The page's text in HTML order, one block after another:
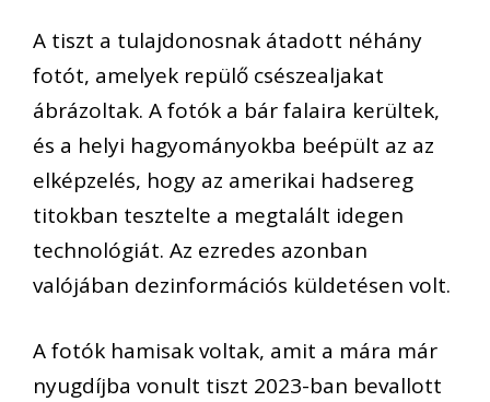
A tiszt a tulajdonosnak átadott néhány
fotót, amelyek repülő csészealjakat
ábrázoltak. A fotók a bár falaira kerültek,
és a helyi hagyományokba beépült az az
elképzelés, hogy az amerikai hadsereg
titokban tesztelte a megtalált idegen
technológiát. Az ezredes azonban
valójában dezinformációs küldetésen volt.
A fotók hamisak voltak, amit a mára már
nyugdíjba vonult tiszt 2023-ban bevallott